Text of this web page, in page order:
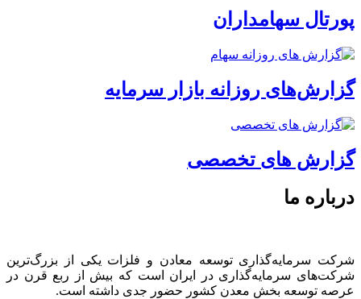
پورتال سهامداران
گزارش‌های روزانه بازار سرمایه
گزارش های تخصصی
درباره ما
شرکت سرمایه‌گذاری توسعه معادن و فلزات یکی از بزرگ‌ترین
شرکت‌های سرمایه‌گذاری در ایران است که بیش از ربع قرن در
عرصه توسعه بخش معدن کشور حضور جدی داشته است.